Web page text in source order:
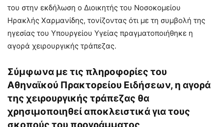
του στην εκδήλωση ο Διοικητής του Νοσοκομείου
Ηρακλής Χαρμανίδης, τονίζοντας ότι με τη συμβολή της
ηγεσίας του Υπουργείου Υγείας πραγματοποιήθηκε η
αγορά χειρουργικής τράπεζας.
Σύμφωνα με τις πληροφορίες του
Αθηναϊκού Πρακτορείου Ειδήσεων, η αγορά
της χειρουργικής τράπεζας θα
χρησιμοποιηθεί αποκλειστικά για τους
σκοπούς του προγράμματος